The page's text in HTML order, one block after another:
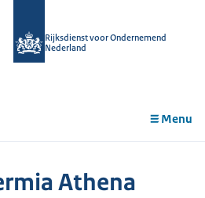
Rijksdienst voor Ondernemend
Nederland
Menu
Athena